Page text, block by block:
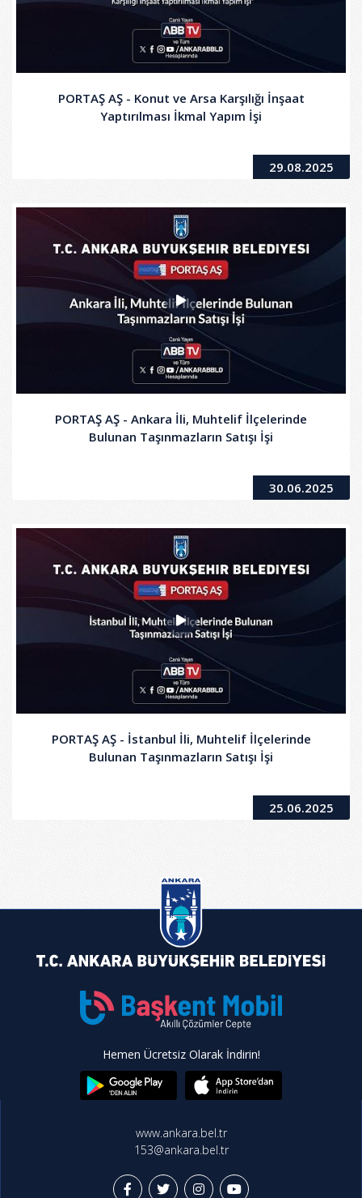
PORTAŞ AŞ - Konut ve Arsa Karşılığı İnşaat
Yaptırılması İkmal Yapım İşi
29.08.2025
PORTAŞ AŞ - Ankara İli, Muhtelif İlçelerinde
Bulunan Taşınmazların Satışı İşi
30.06.2025
PORTAŞ AŞ - İstanbul İli, Muhtelif İlçelerinde
Bulunan Taşınmazların Satışı İşi
25.06.2025
Hemen Ücretsiz Olarak İndirin!
www.ankara.bel.tr
153@ankara.bel.tr